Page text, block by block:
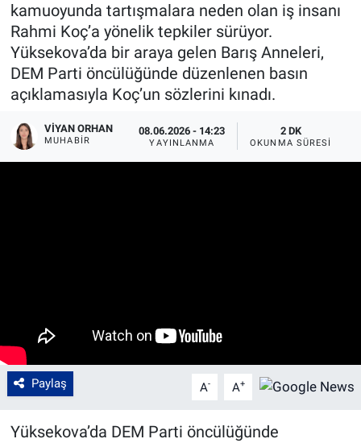
kamuoyunda tartışmalara neden olan iş insanı
Rahmi Koç’a yönelik tepkiler sürüyor.
Yüksekova’da bir araya gelen Barış Anneleri,
DEM Parti öncülüğünde düzenlenen basın
açıklamasıyla Koç’un sözlerini kınadı.
VIYAN ORHAN
MUHABIR
08.06.2026 - 14:23
YAYINLANMA
2 DK
OKUNMA SÜRESI
Paylaş A- A+
Yüksekova’da DEM Parti öncülüğünde
Tüm Manşetler
Son Dakika Haberleri
Haber Arşivi